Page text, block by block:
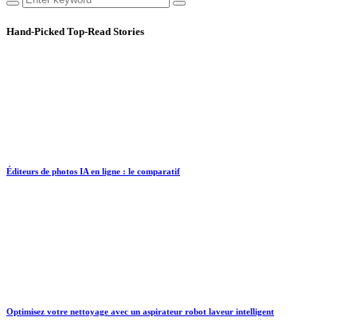
Hand-Picked Top-Read Stories
Éditeurs de photos IA en ligne : le comparatif
Optimisez votre nettoyage avec un aspirateur robot laveur intelligent